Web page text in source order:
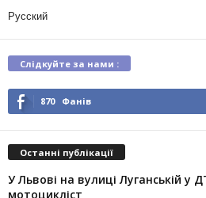
Русский
Слідкуйте за нами :
870 Фанів
Останні публікації
У Львові на вулиці Луганській у
мотоцикліст